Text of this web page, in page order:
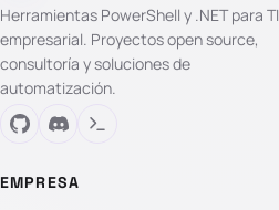
Herramientas PowerShell y .NET para TI
empresarial. Proyectos open source,
consultoría y soluciones de
automatización.
EMPRESA